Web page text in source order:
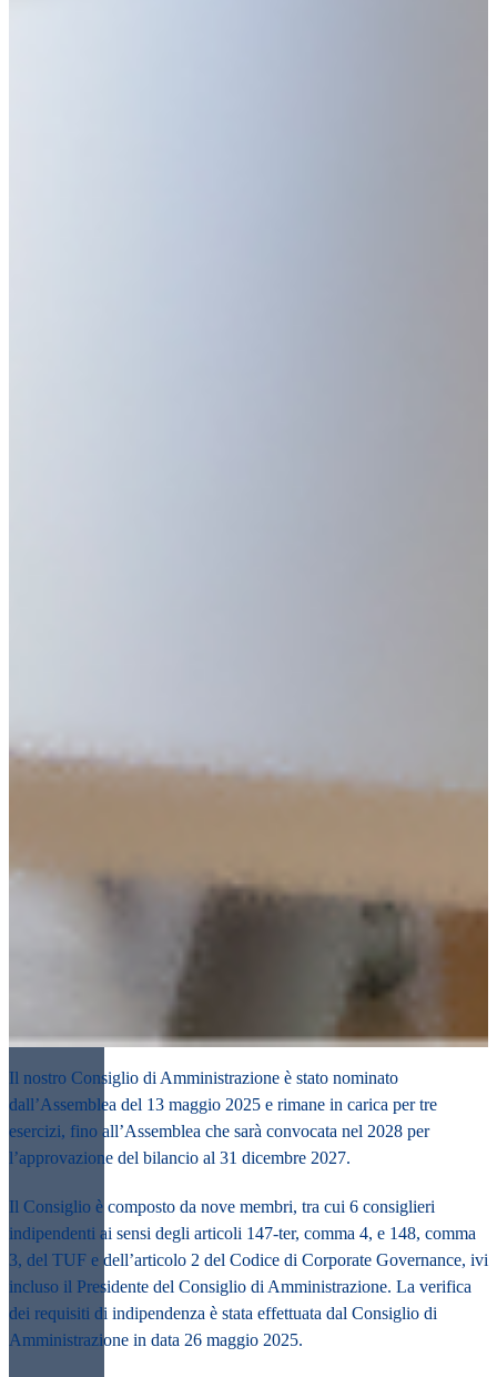
Il nostro Consiglio di Amministrazione è stato nominato
dall’Assemblea del 13 maggio 2025 e rimane in carica per tre
esercizi, fino all’Assemblea che sarà convocata nel 2028 per
l’approvazione del bilancio al 31 dicembre 2027.
Il Consiglio è composto da nove membri, tra cui 6 consiglieri
indipendenti ai sensi degli articoli 147-ter, comma 4, e 148, comma
3, del TUF e dell’articolo 2 del Codice di Corporate Governance, ivi
incluso il Presidente del Consiglio di Amministrazione. La verifica
dei requisiti di indipendenza è stata effettuata dal Consiglio di
Amministrazione in data 26 maggio 2025.